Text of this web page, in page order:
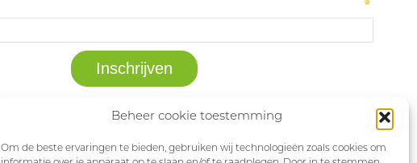
Beheer cookie toestemming
Om de beste ervaringen te bieden, gebruiken wij technologieën zoals cookies om